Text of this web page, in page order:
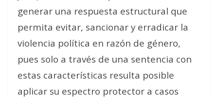
generar una respuesta estructural que
permita evitar, sancionar y erradicar la
violencia política en razón de género,
pues solo a través de una sentencia con
estas características resulta posible
aplicar su espectro protector a casos